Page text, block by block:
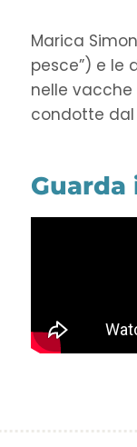
Marica
pesce”) e le
nelle
condotte dal
Guarda